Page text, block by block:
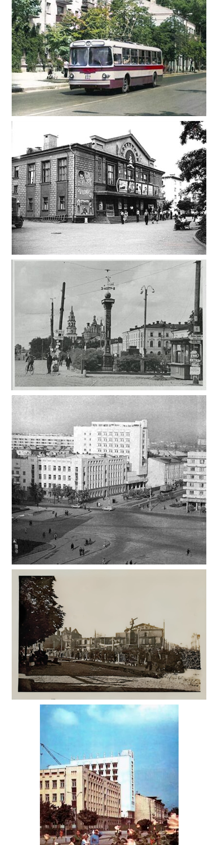
ФОТОГРАФІЇ ЖИТОМИРА 1982-1984 РОКІВ
Фото Житомир (1980-1990)
ФОТО ЖИТОМИР ТРОЛЕЙБУС 70-ТИХ РОКІВ,
XX-ГО СТОЛІТТЯ
Фото Житомир (1970-1980)
КІНОТЕАТР “УКРАЇНА” В ЖИТОМИРІ 1963
Фото Житомир (1960-1970)
СЕРІЯ ФОТО – ЦЕНТР ЖИТОМИРА В РОКИ 2-Ї
СВІТОВОЇ ВІЙНИ (ДОРОЖНІ ВКАЗІВНИКИ)
Фото Житомира періоду
Другої світової війни
СОБОРНА ПЛОЩА, ПОЧАТОК ВУЛ. КИЇВСЬКОЇ,
ЖИТОМИР ФОТО 1983
СОБОРНА ПЛОЩА ФОТО ЖИТОМИР 1941